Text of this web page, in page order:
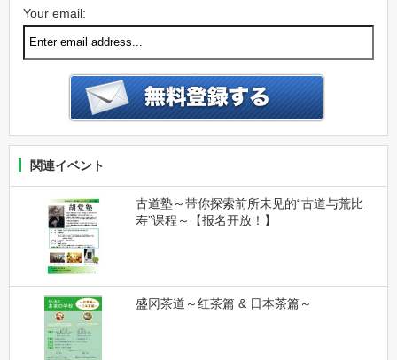
Your email:
関連イベント
古道塾～带你探索前所未见的“古道与荒比
寿”课程～【报名开放！】
盛冈茶道～红茶篇 & 日本茶篇～